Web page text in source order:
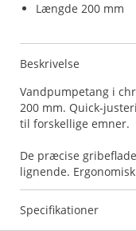
Længde 200 mm
Beskrivelse
Vandpumpetang i
200 mm. Quick-
til forskellige emner.
De præcise
lignende.
Specifikationer